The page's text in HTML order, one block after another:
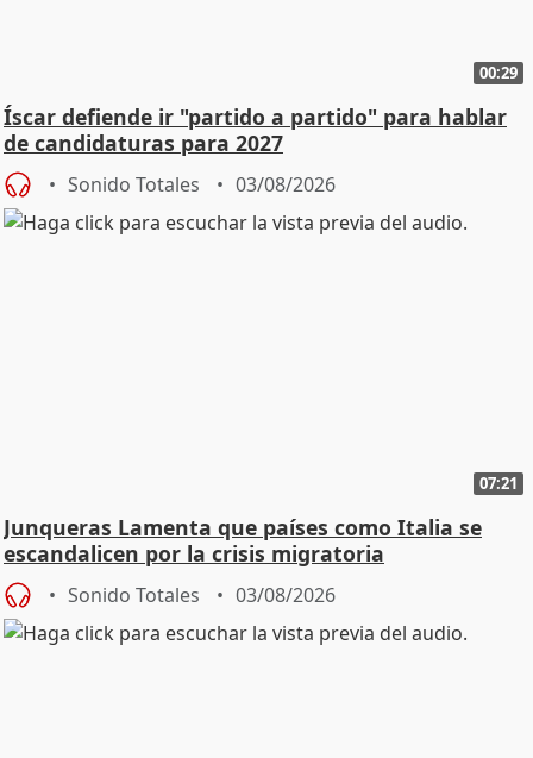
00:29
Íscar defiende ir "partido a partido" para hablar
de candidaturas para 2027
Sonido Totales 03/08/2026
07:21
Junqueras Lamenta que países como Italia se
escandalicen por la crisis migratoria
Sonido Totales 03/08/2026